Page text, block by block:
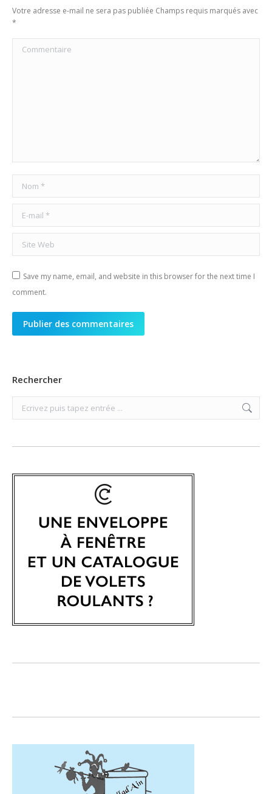
Votre adresse e-mail ne sera pas publiée Champs requis marqués avec
*
Commentaire
Nom *
E-mail *
Site Web
Save my name, email, and website in this browser for the next time I
comment.
Publier des commentaires
Rechercher
Search: